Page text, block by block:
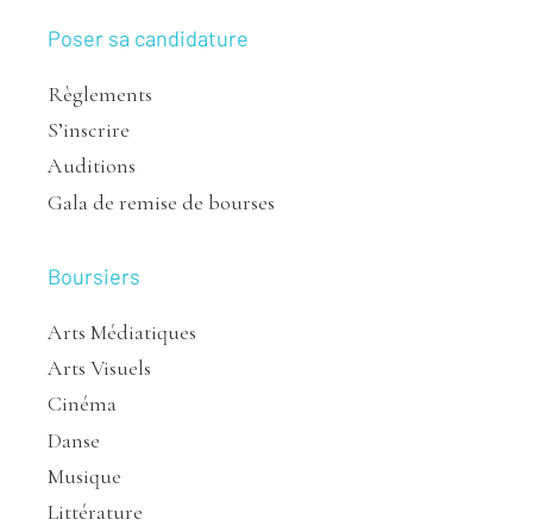
Poser sa candidature
Règlements
S’inscrire
Auditions
Gala de remise de bourses
Boursiers
Arts Médiatiques
Arts Visuels
Cinéma
Danse
Musique
Littérature